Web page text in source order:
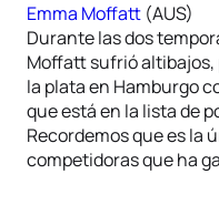
Emma Moffatt (AUS)
Durante las dos
Moffatt sufrió altibajos,
la plata en Hamburgo
que está en la lista de
Recordemos que es la
competidoras que ha